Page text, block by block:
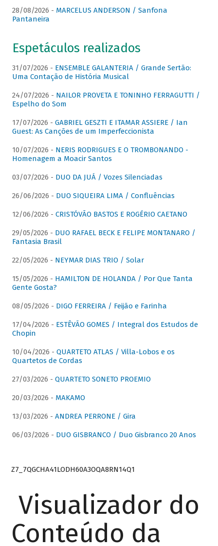
28/08/2026 - MARCELUS ANDERSON / Sanfona
Pantaneira
Espetáculos realizados
31/07/2026 - ENSEMBLE GALANTERIA / Grande Sertão:
Uma Contação de História Musical
24/07/2026 - NAILOR PROVETA E TONINHO FERRAGUTTI /
Espelho do Som
17/07/2026 - GABRIEL GESZTI E ITAMAR ASSIERE / Ian
Guest: As Canções de um Imperfeccionista
10/07/2026 - NERIS RODRIGUES E O TROMBONANDO -
Homenagem a Moacir Santos
03/07/2026 - DUO DA JUÁ / Vozes Silenciadas
26/06/2026 - DUO SIQUEIRA LIMA / Confluências
12/06/2026 - CRISTÓVÃO BASTOS E ROGÉRIO CAETANO
29/05/2026 - DUO RAFAEL BECK E FELIPE MONTANARO /
Fantasia Brasil
22/05/2026 - NEYMAR DIAS TRIO / Solar
15/05/2026 - HAMILTON DE HOLANDA / Por Que Tanta
Gente Gosta?
08/05/2026 - DIGO FERREIRA / Feijão e Farinha
17/04/2026 - ESTÊVÃO GOMES / Integral dos Estudos de
Chopin
10/04/2026 - QUARTETO ATLAS / Villa-Lobos e os
Quartetos de Cordas
27/03/2026 - QUARTETO SONETO PROEMIO
20/03/2026 - MAKAMO
13/03/2026 - ANDREA PERRONE / Gira
06/03/2026 - DUO GISBRANCO / Duo Gisbranco 20 Anos
Z7_7QGCHA41LODH60A3OQA8RN14Q1
Visualizador do
Conteúdo da